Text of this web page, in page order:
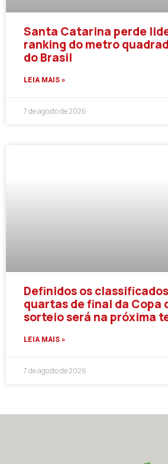
Santa Catarina perde
ranking do metro
do Brasil
LEIA MAIS »
7 de agosto de 2026
Definidos os
quartas de final da Copa
sorteio será na próxima
LEIA MAIS »
7 de agosto de 2026